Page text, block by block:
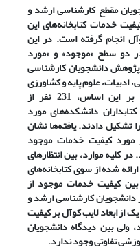
مقطع کارشناسی ارشد و
خدمات کتابخانه‌های این
انجام گرفته است. در این
دو سطح «موجود» و «مورد
پژوهش دانشجویان کارشناسی
ادبیات، علوم پایه و کشاورزی
دانشگاه فردوسی مشهد می‌باشند. بر این اساس، 231 نفر از
دانشکده‌های مورد
را تشکیل دادند. یافته‌ها نشان
مورد کیفیت خدمات موجود
کلیه موارد، بین انتظارهای
شده از سوی کتابخانه‌های
بین کیفیت خدمات موجود از
دانشجویان کارشناسی ارشد و
از ابعاد لایب کوآل بر کیفیت
ولی بین دیدگاه دانشجویان
تفاوتی وجود ندارد.